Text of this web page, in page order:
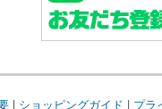
| ショッピングガイド | プラ